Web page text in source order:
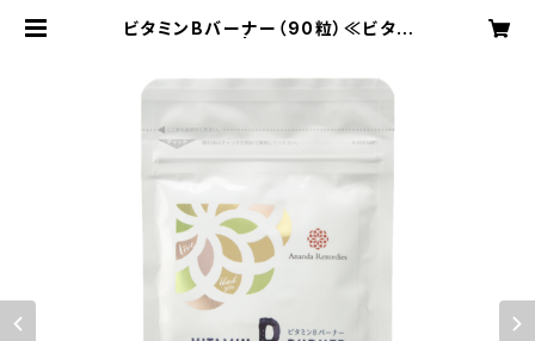
ビタミンBバーナー（90粒）≪ビタミ